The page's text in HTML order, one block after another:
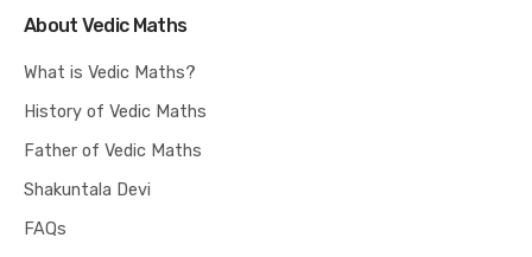
About Vedic Maths
What is Vedic Maths?
History of Vedic Maths
Father of Vedic Maths
Shakuntala Devi
FAQs